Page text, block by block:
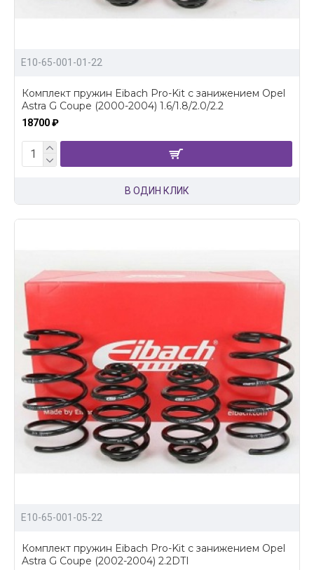
E10-65-001-01-22
Комплект пружин Eibach Pro-Kit с занижением Opel
Astra G Coupe (2000-2004) 1.6/1.8/2.0/2.2
18700 ₽
В ОДИН КЛИК
E10-65-001-05-22
Комплект пружин Eibach Pro-Kit с занижением Opel
Astra G Coupe (2002-2004) 2.2DTI